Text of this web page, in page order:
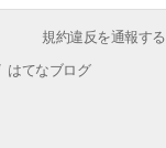
規約違反を通報する
はてなブログ